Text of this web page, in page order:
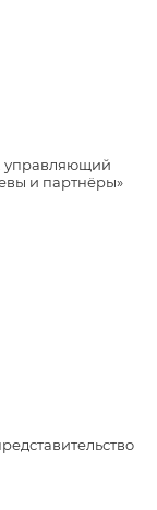
управляющий
и партнёры»